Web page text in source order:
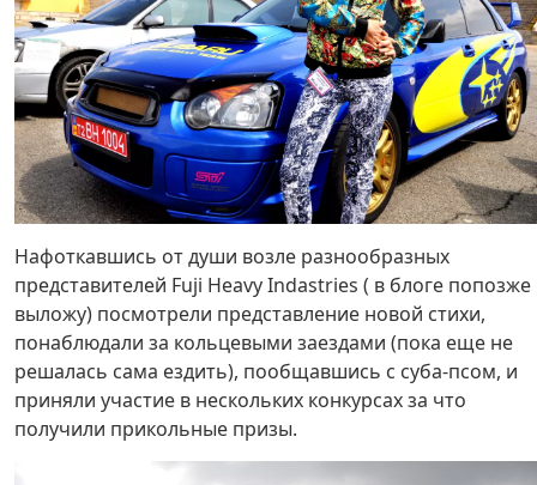
Нафоткавшись от души возле разнообразных
представителей Fuji Heavy Indastries ( в блоге попозже
выложу) посмотрели представление новой стихи,
понаблюдали за кольцевыми заездами (пока еще не
решалась сама ездить), пообщавшись с суба-псом, и
приняли участие в нескольких конкурсах за что
получили прикольные призы.